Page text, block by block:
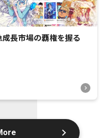
長市場の覇権を握る